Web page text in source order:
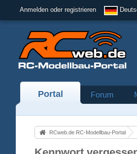
Anmelden oder registrieren
Portal Forum
RCweb.de RC-Modellbau-Portal